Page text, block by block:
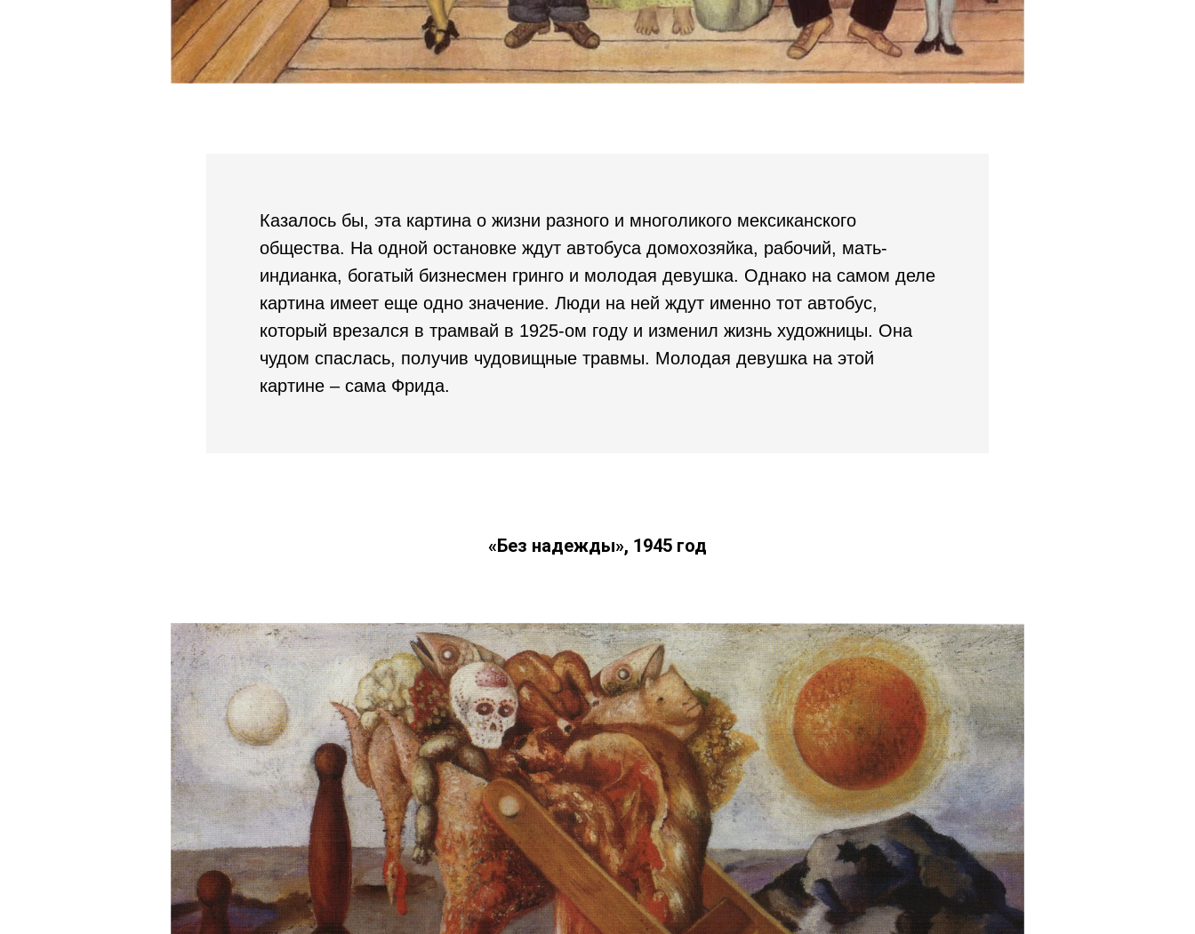
Казалось бы, эта картина о жизни разного и многоликого мексиканского
общества. На одной остановке ждут автобуса домохозяйка, рабочий, мать-
индианка, богатый бизнесмен гринго и молодая девушка. Однако на самом деле
картина имеет еще одно значение. Люди на ней ждут именно тот автобус,
который врезался в трамвай в 1925-ом году и изменил жизнь художницы. Она
чудом спаслась, получив чудовищные травмы. Молодая девушка на этой
картине – сама Фрида.
«Без надежды», 1945 год